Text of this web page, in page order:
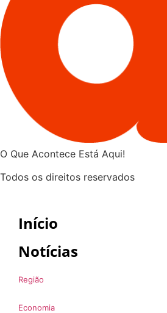
O Que Acontece Está Aqui!
Todos os direitos reservados
Início
Notícias
Região
Economia